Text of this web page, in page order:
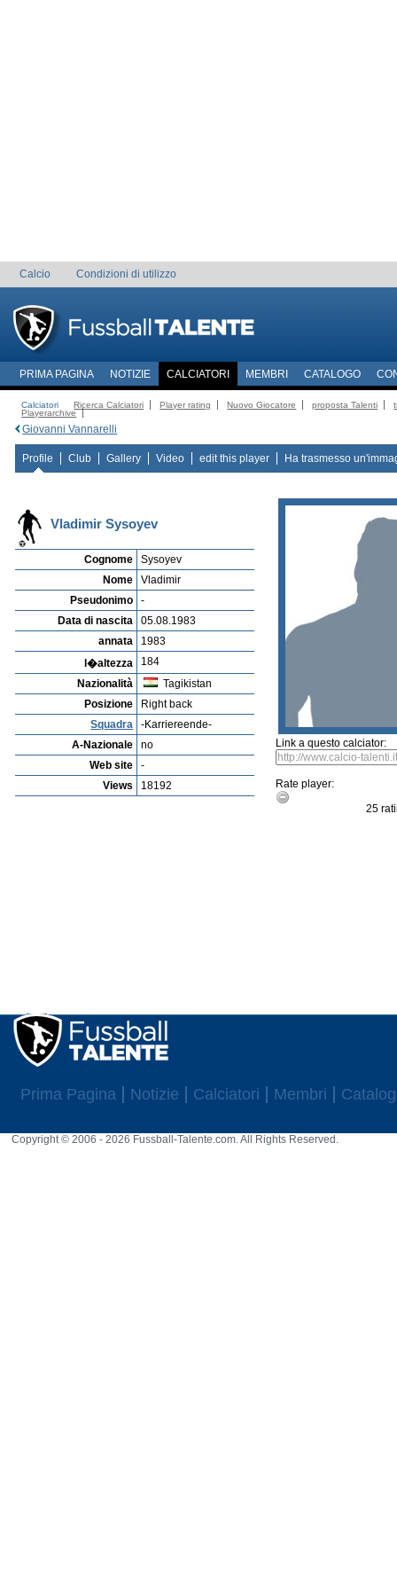
Calcio Condizioni di utilizzo
PRIMA PAGINA NOTIZIE CALCIATORI MEMBRI CATALOGO
Calciatori Ricerca Calciatori Player rating Nuovo Giocatore proposta Talenti
Playerarchive
Giovanni Vannarelli
Profile Club Gallery Video edit this player Ha trasmesso
Vladimir Sysoyev
Cognome
Sysoyev
Nome
Vladimir
Pseudonimo
-
Data di nascita
05.08.1983
annata
1983
l�altezza
184
Nazionalità
Tagikistan
Posizione
Right back
Squadra
-Karriereende-
A-Nazionale
no
Web site
-
Views
18192
Link a questo calciator:
Rate player:
25
Prima Pagina Notizie Calciatori Membri
Copyright © 2006 - 2026 Fussball-Talente.com. All Rights Reserved.